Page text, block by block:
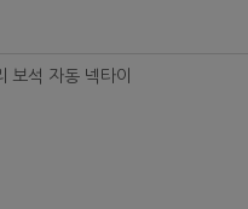
보석 자동 넥타이